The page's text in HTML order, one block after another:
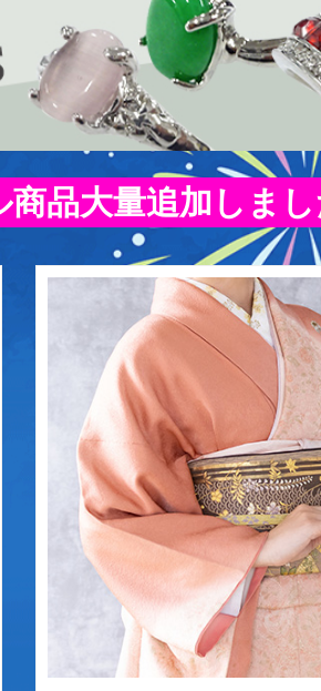
品大量追加しま